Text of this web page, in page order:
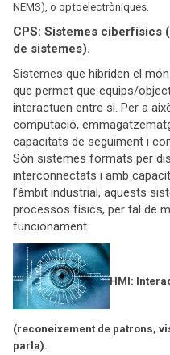
NEMS), o optoelectròniques.
CPS: Sistemes ciberfísics
de sistemes).
Sistemes que hibriden el
que permet que equips/
interactuen entre si. Per a
computació,
capacitats de seguiment i
Són sistemes formats per
interconnectats i amb
l’àmbit industrial, aquests
processos físics, per tal de
funcionament.
HMI:
(reconeixement de patrons,
parla).